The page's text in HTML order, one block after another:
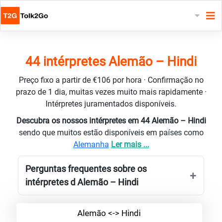
44 intérpretes Alemão – Hindi
Preço fixo a partir de €106 por hora · Confirmação no
prazo de 1 dia, muitas vezes muito mais rapidamente ·
Intérpretes juramentados disponíveis.
Descubra os nossos intérpretes em 44 Alemão – Hindi
sendo que muitos estão disponíveis em países como
Alemanha Ler mais ...
Perguntas frequentes sobre os
intérpretes d Alemão – Hindi
Alemão <-> Hindi